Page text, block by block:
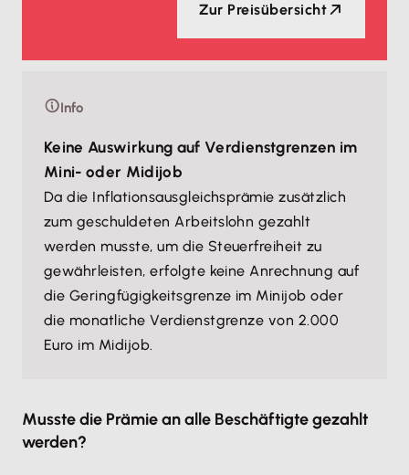
Zur Preisübersicht
Info
Keine Auswirkung auf Verdienstgrenzen im
Mini- oder Midijob
Da die Inflationsausgleichsprämie zusätzlich
zum geschuldeten Arbeitslohn gezahlt
werden musste, um die Steuerfreiheit zu
gewährleisten, erfolgte keine Anrechnung auf
die Geringfügigkeitsgrenze im Minijob oder
die monatliche Verdienstgrenze von 2.000
Euro im Midijob.
Musste die Prämie an alle Beschäftigte gezahlt
werden?